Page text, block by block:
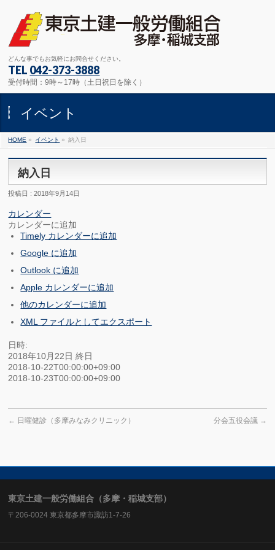
どんな事でもお気軽にお問合せください。
TEL 042-373-3888
受付時間：9時～17時（土日祝日を除く）
イベント
HOME » イベント » 納入日
納入日
投稿日 : 2018年9月14日
カレンダー
カレンダーに追加
Timely カレンダーに追加
Google に追加
Outlook に追加
Apple カレンダーに追加
他のカレンダーに追加
XML ファイルとしてエクスポート
日時:
2018年10月22日終日
2018-10-22T00:00:00+09:00
2018-10-23T00:00:00+09:00
← 日曜健診（多摩みなみクリニック） 分会五役会議 →
東京土建一般労働組合（多摩・稲城支部）
〒206-0024 東京都多摩市諏訪1-7-26